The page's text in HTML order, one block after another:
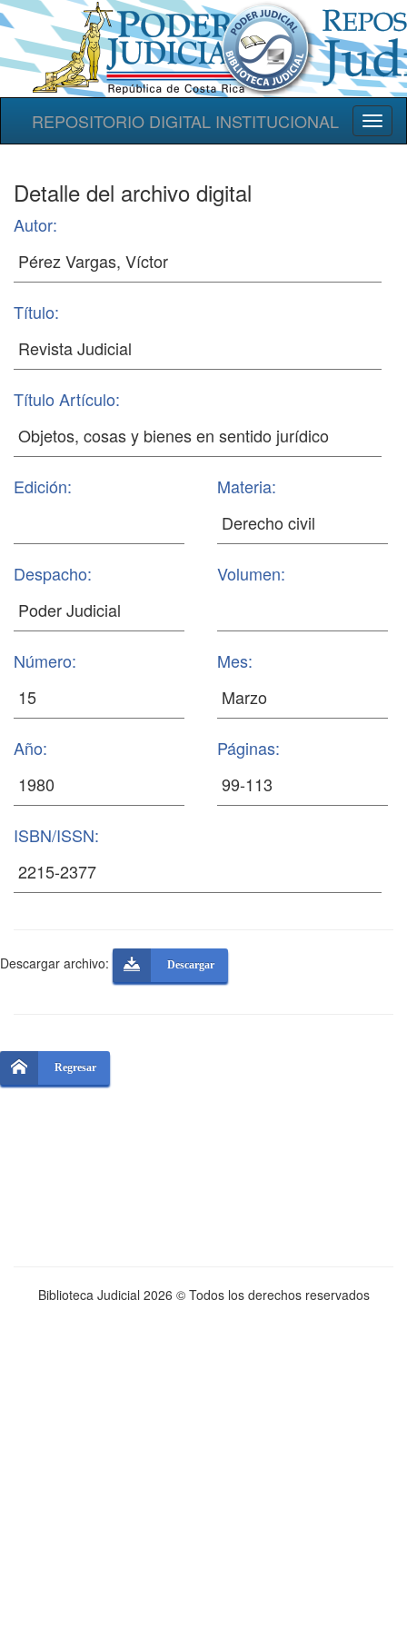
REPOSITORIO DIGITAL INSTITUCIONAL
Detalle del archivo digital
Autor:
Título:
Título Artículo:
Edición: Materia:
Despacho: Volumen:
Número: Mes:
Año: Páginas:
ISBN/ISSN:
Descargar archivo: Descargar
Regresar
Biblioteca Judicial 2026 © Todos los derechos reservados